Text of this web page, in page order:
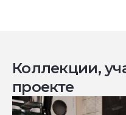
Коллекции,
проекте